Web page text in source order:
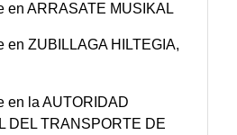
en ARRASATE MUSIKAL
en ZUBILLAGA HILTEGIA,
en la AUTORIDAD
DEL TRANSPORTE DE